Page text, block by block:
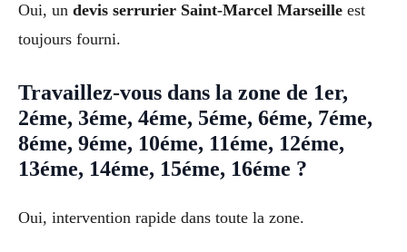
Oui, un devis serrurier Saint-Marcel Marseille est
toujours fourni.
Travaillez-vous dans la zone de 1er,
2éme, 3éme, 4éme, 5éme, 6éme, 7éme,
8éme, 9éme, 10éme, 11éme, 12éme,
13éme, 14éme, 15éme, 16éme ?
Oui, intervention rapide dans toute la zone.